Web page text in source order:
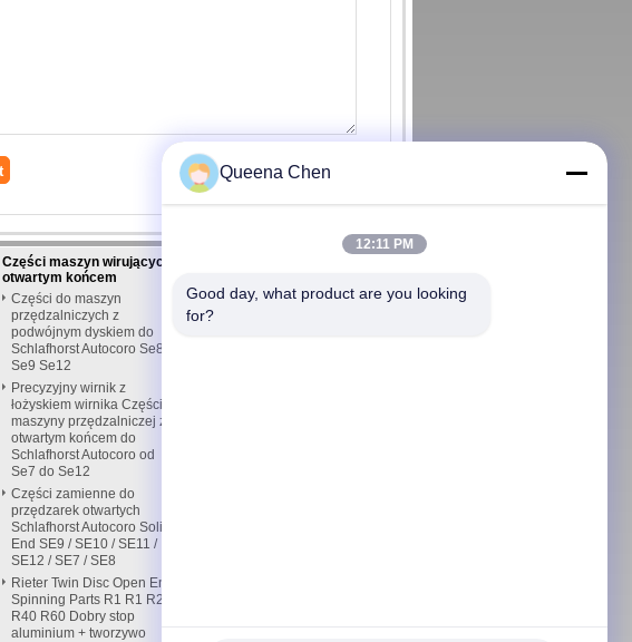
Części maszyn wirujących z
otwartym końcem
Części do maszyn
przędzalniczych z
podwójnym dyskiem do
Schlafhorst Autocoro Se8
Se9 Se12
Precyzyjny wirnik z
łożyskiem wirnika Części
maszyny przędzalniczej z
otwartym końcem do
Schlafhorst Autocoro od
Se7 do Se12
Części zamienne do
przędzarek otwartych
Schlafhorst Autocoro Solid
End SE9 / SE10 / SE11 /
SE12 / SE7 / SE8
Rieter Twin Disc Open End
Spinning Parts R1 R1 R20
R40 R60 Dobry stop
aluminium + tworzywo
Poprosić o wycenę
Queena Chen
12:11 PM
Good day, what product are you looking
for?